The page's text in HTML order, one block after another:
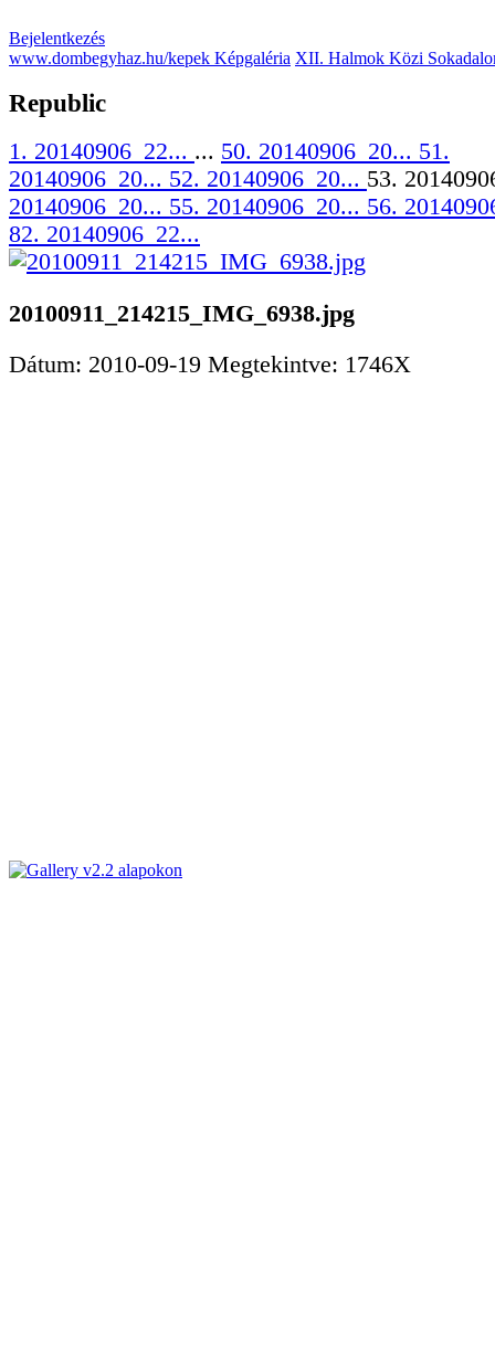
Bejelentkezés
www.dombegyhaz.hu/kepek Képgaléria XII. Halmok Közi
Republic
1. 20140906_22... ... 50. 20140906_20... 51.
20140906_20... 52. 20140906_20... 53.
20140906_20... 55. 20140906_20... 56.
82. 20140906_22...
20100911_214215_IMG_6938.jpg
Dátum: 2010-09-19 Megtekintve: 1746X